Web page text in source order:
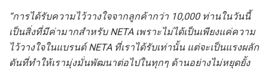
“การได้รับความไว้วางใจจากลูกค้ากว่า 10,000 ท่านในวันนี้
เป็นสิ่งที่มีค่ามากสำหรับ NETA เพราะไม่ได้เป็นเพียงแค่ความ
ไว้วางใจในแบรนด์ NETA ที่เราได้รับเท่านั้น แต่จะเป็นแรงผลัก
ดันที่ทำให้เรามุ่งมั่นพัฒนาต่อไปในทุกๆ ด้านอย่างไม่หยุดยั้ง